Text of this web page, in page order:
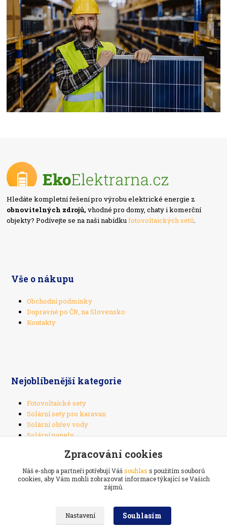
Hledáte kompletní řešení pro výrobu elektrické energie z
obnovitelných zdrojů, vhodné pro domy, chaty i komerční
objekty? Podívejte se na naši nabídkufotovoltaických setů.
Vše o nákupu
Obchodní podmínky
Dopravné po ČR, na Slovensko
Kontakty
Nejoblíbenější kategorie
Fotovoltaické sety
Solární sety pro karavan
Solární ohřev vody
Solární panely
Potřebujete poradit? Neváhejte se zeptat.
Zpracování cookies
Náš e-shop a partneři potřebují Vášsouhlas s použitím souborů
cookies, aby Vám mohli zobrazovat informace týkající se Vašich
zájmů.
Nastavení Souhlasím